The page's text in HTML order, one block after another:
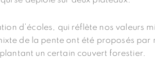
d’écoles, qui réflète nos valeurs
de la pente ont été proposés
un certain couvert forestier.